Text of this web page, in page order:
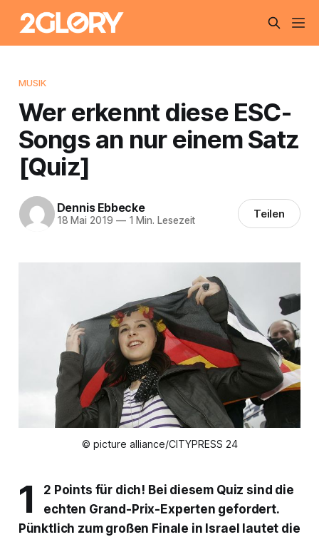
MUSIK
Wer erkennt diese ESC-
Songs an nur einem Satz
[Quiz]
Dennis Ebbecke
18 Mai 2019 —1 Min. Lesezeit Teilen
© picture alliance/CITYPRESS 24
1
2 Points für dich! Bei diesem Quiz sind die
echten Grand-Prix-Experten gefordert.
Pünktlich zum großen Finale in Israel lautet die